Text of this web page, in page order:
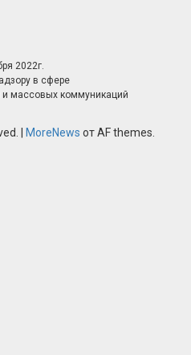
2022г.
в сфере
и массовых коммуникаций
MoreNews от AF themes.